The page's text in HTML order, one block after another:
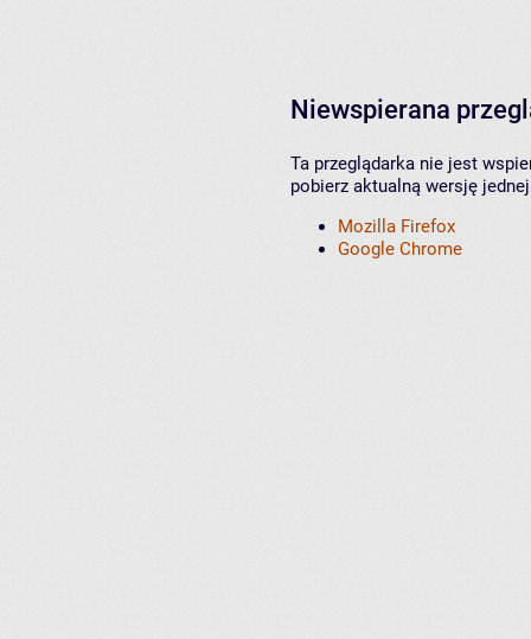
Niewspierana
Ta przeglądarka nie jest
pobierz aktualną wersję
Mozilla Firefox
Google Chrome